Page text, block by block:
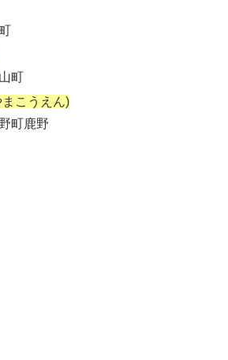
町
こうえん)
町鹿野